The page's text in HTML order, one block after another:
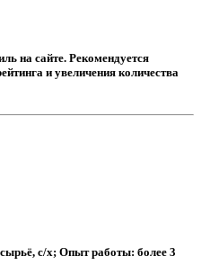
на сайте. Рекомендуется
и увеличения количества
с/х; Опыт работы: более 3